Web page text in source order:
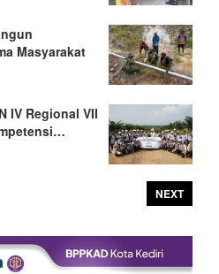
Masyarakat
IV Regional VII
NEXT